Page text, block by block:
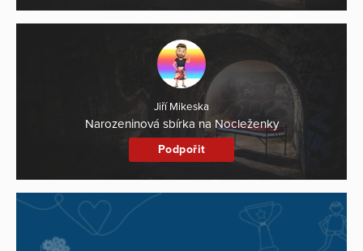
Jiří Mikeska
Narozeninová sbírka na Nocleženky
Podpořit